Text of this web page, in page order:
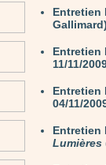
Entretien
Entretien
11/11/
Entretien
04/11/
Entretien
Lumières